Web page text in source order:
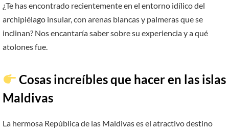
¿Te has encontrado recientemente en el entorno idílico del
archipiélago insular, con arenas blancas y palmeras que se
inclinan? Nos encantaría saber sobre su experiencia y a qué
atolones fue.
Cosas increíbles que hacer en las islas
Maldivas
La hermosa República de las Maldivas es el atractivo destino